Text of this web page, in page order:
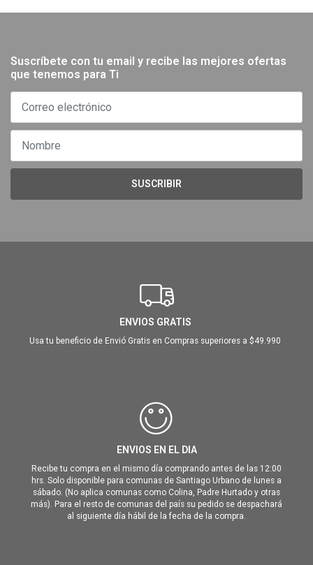
Suscríbete con tu email y recibe las mejores ofertas
que tenemos para Ti
SUSCRIBIR
ENVIOS GRATIS
Usa tu beneficio de Envió Gratis en Compras superiores a $49.990
ENVIOS EN EL DIA
Recibe tu compra en el mismo día comprando antes de las 12:00
hrs. Solo disponible para comunas de Santiago Urbano de lunes a
sábado. (No aplica comunas como Colina, Padre Hurtado y otras
más). Para el resto de comunas del país su pedido se despachará
al siguiente día hábil de la fecha de la compra.